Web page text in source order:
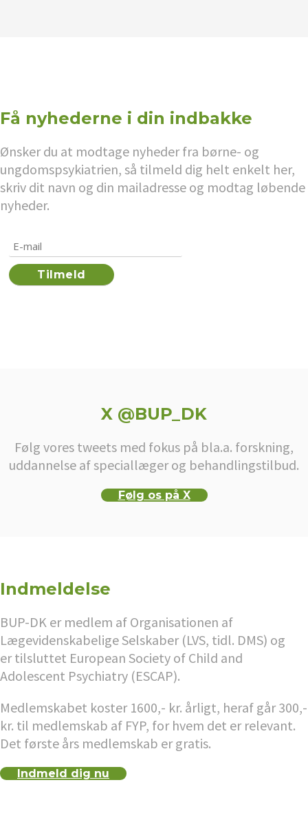
Få nyhederne i din indbakke
Ønsker du at modtage nyheder fra børne- og
ungdomspsykiatrien, så tilmeld dig helt enkelt her,
skriv dit navn og din mailadresse og modtag løbende
nyheder.
X @BUP_DK
Følg vores tweets med fokus på bla.a. forskning,
uddannelse af speciallæger og behandlingstilbud.
Følg os på X
Indmeldelse
BUP-DK er medlem af Organisationen af
Lægevidenskabelige Selskaber (LVS, tidl. DMS) og
er tilsluttet European Society of Child and
Adolescent Psychiatry (ESCAP).
Medlemskabet koster 1600,- kr. årligt, heraf går 300,-
kr. til medlemskab af FYP, for hvem det er relevant.
Det første års medlemskab er gratis.
Indmeld dig nu